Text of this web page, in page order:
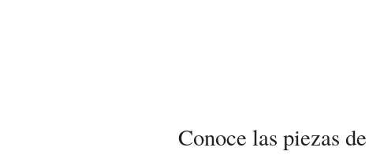
Conoce las piezas